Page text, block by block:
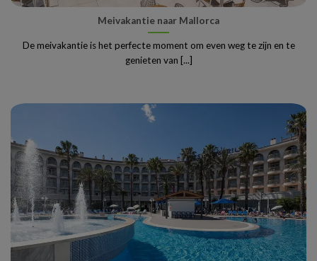
Meivakantie naar Mallorca
De meivakantie is het perfecte moment om even weg te zijn en te
genieten van [...]